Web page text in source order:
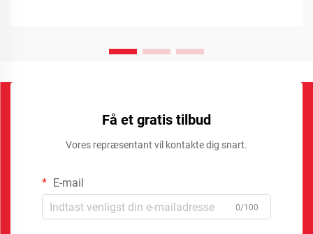
Få et gratis tilbud
Vores repræsentant vil kontakte dig snart.
E-mail
0/100